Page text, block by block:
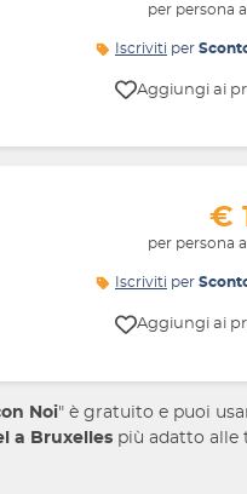
per persona
Iscriviti per
Aggiungi ai
€
per persona
Iscriviti per
Aggiungi ai
Noi" è gratuito e puoi
a Bruxelles più adatto alle